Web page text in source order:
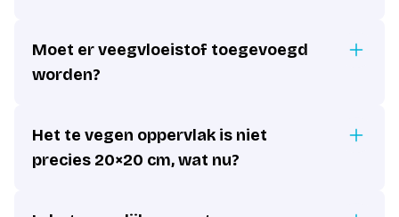
Moet er veegvloeistof toegevoegd
worden?
Het te vegen oppervlak is niet
precies 20×20 cm, wat nu?